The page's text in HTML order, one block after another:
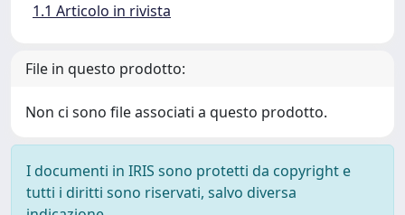
1.1 Articolo in rivista
File in questo prodotto:
Non ci sono file associati a questo prodotto.
I documenti in IRIS sono protetti da copyright e
tutti i diritti sono riservati, salvo diversa